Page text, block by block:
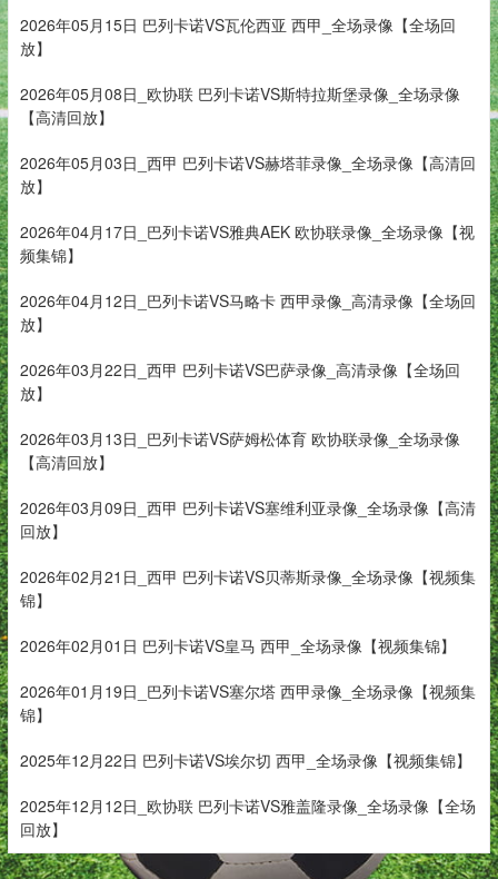
2026年05月15日 巴列卡诺VS瓦伦西亚 西甲_全场录像【全场回
放】
2026年05月08日_欧协联 巴列卡诺VS斯特拉斯堡录像_全场录像
【高清回放】
2026年05月03日_西甲 巴列卡诺VS赫塔菲录像_全场录像【高清回
放】
2026年04月17日_巴列卡诺VS雅典AEK 欧协联录像_全场录像【视
频集锦】
2026年04月12日_巴列卡诺VS马略卡 西甲录像_高清录像【全场回
放】
2026年03月22日_西甲 巴列卡诺VS巴萨录像_高清录像【全场回
放】
2026年03月13日_巴列卡诺VS萨姆松体育 欧协联录像_全场录像
【高清回放】
2026年03月09日_西甲 巴列卡诺VS塞维利亚录像_全场录像【高清
回放】
2026年02月21日_西甲 巴列卡诺VS贝蒂斯录像_全场录像【视频集
锦】
2026年02月01日 巴列卡诺VS皇马 西甲_全场录像【视频集锦】
2026年01月19日_巴列卡诺VS塞尔塔 西甲录像_全场录像【视频集
锦】
2025年12月22日 巴列卡诺VS埃尔切 西甲_全场录像【视频集锦】
2025年12月12日_欧协联 巴列卡诺VS雅盖隆录像_全场录像【全场
回放】